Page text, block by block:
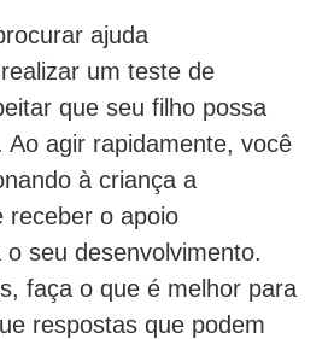
ajuda
um teste de
que seu filho possa
agir rapidamente, você
à criança a
receber o apoio
seu desenvolvimento.
faça o que é melhor para
respostas que podem